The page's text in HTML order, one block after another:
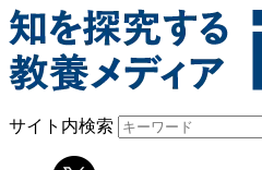
サイト内検索